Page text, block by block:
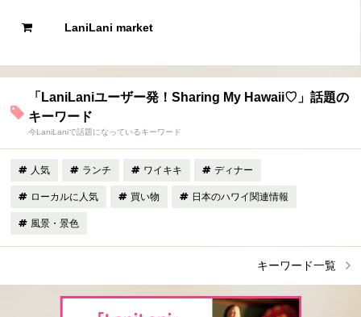
LaniLani market
「LaniLaniユーザー発！Sharing My Hawaii♡」話題の
キーワード
今LaniLaniで話題になっているキーワード
人気 ランチ ワイキキ ディナー
ローカルに人気 買い物 日本のハワイ関連情報
風景・景色
キーワード一覧